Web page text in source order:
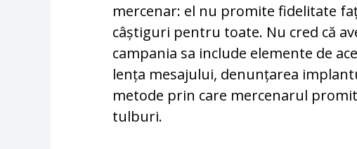
mercenar: el nu promite fidelitate
câștiguri pentru toate. Nu cred că
campania sa include elemente de
len­ța mesajului, denunțarea
metode prin care mercenarul
tulburi.